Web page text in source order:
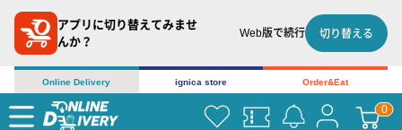
アプリに切り替えてみませ
んか？
Web版で続行 切り替える
Online Delivery ignica store Order&Eat